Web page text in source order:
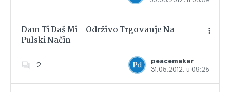
Dam Ti Daš Mi – Održivo Trgovanje Na
Pulski Način
2
peacemaker
31.05.2012. u 09:25
Dodajte u favorite